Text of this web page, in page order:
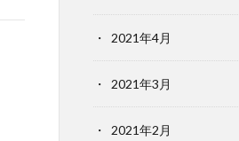
2021年4月
2021年3月
2021年2月